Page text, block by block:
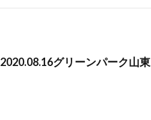
2020.08.16グリーンパーク山東